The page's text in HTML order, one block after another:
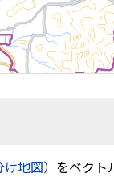
地図） をベクト